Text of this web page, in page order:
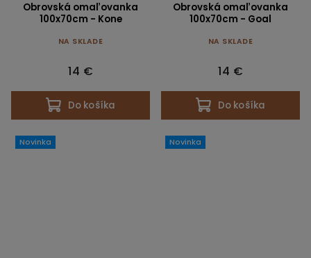
Obrovská omaľovanka
100x70cm - Kone
NA SKLADE
14 €
Do košíka
Obrovská omaľovanka
100x70cm - Goal
NA SKLADE
14 €
Do košíka
Novinka Novinka